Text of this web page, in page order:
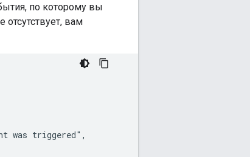
по которому вы
отсутствует, вам
was triggered",